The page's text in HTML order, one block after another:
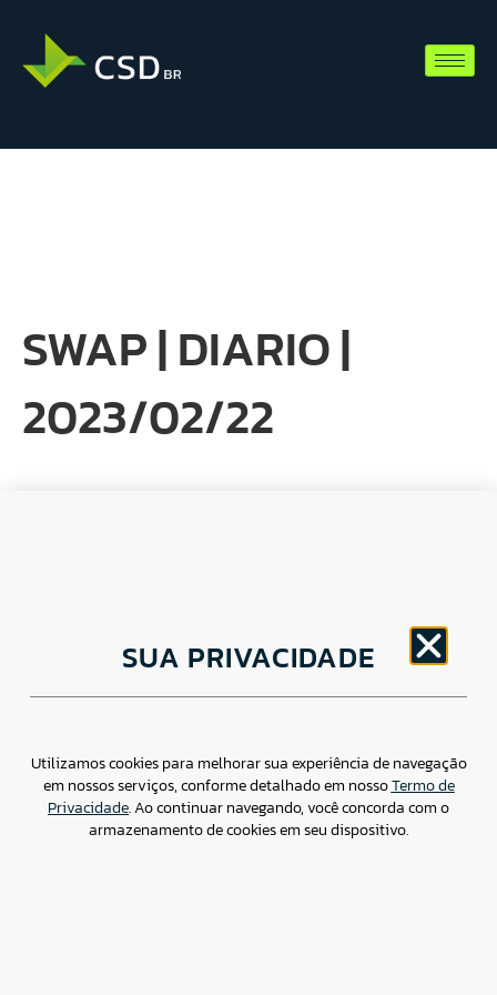
SWAP | DIARIO |
2023/02/22
Av. Brigadeiro Faria Lima, 1779 – 5oAndar Jardim
Paulistano, São Paulo/ SP – CEP: 01452-914
Assessoria de imprensa: imprensa@csdbr.com
SUA PRIVACIDADE
Utilizamos cookies para melhorar sua experiência de navegação
em nossos serviços, conforme detalhado em nossoTermo de
Privacidade. Ao continuar navegando, você concorda com o
armazenamento de cookies em seu dispositivo.